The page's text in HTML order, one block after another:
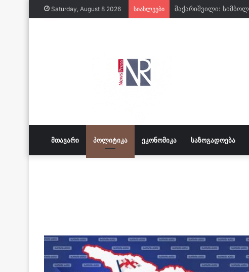
Saturday, August 8 2026 სიახლეები
ᲛᲗᲐᲕᲐᲠᲘ ᲞᲝᲚᲘᲢᲘᲙᲐ ᲔᲙᲝᲜᲝᲛᲘᲙᲐ ᲡᲐᲖᲝᲒᲐᲓᲝᲔᲑᲐ